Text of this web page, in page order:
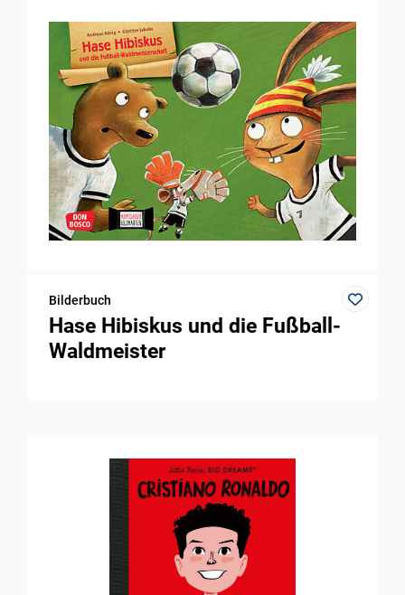
Bilderbuch
Hase Hibiskus und die Fußball-
Waldmeister